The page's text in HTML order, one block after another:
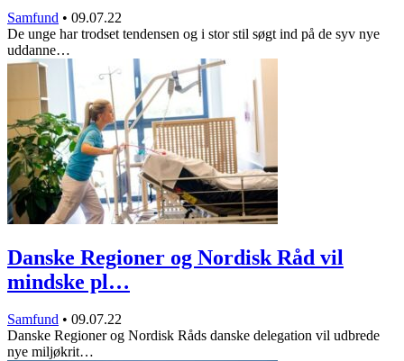
Samfund • 09.07.22
De unge har trodset tendensen og i stor stil søgt ind på de syv nye
uddanne…
Danske Regioner og Nordisk Råd vil
mindske pl…
Samfund • 09.07.22
Danske Regioner og Nordisk Råds danske delegation vil udbrede
nye miljøkrit…